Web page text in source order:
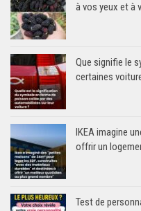
à vos yeux et à
Que signifie le
certaines
IKEA imagine
offrir un
Test de